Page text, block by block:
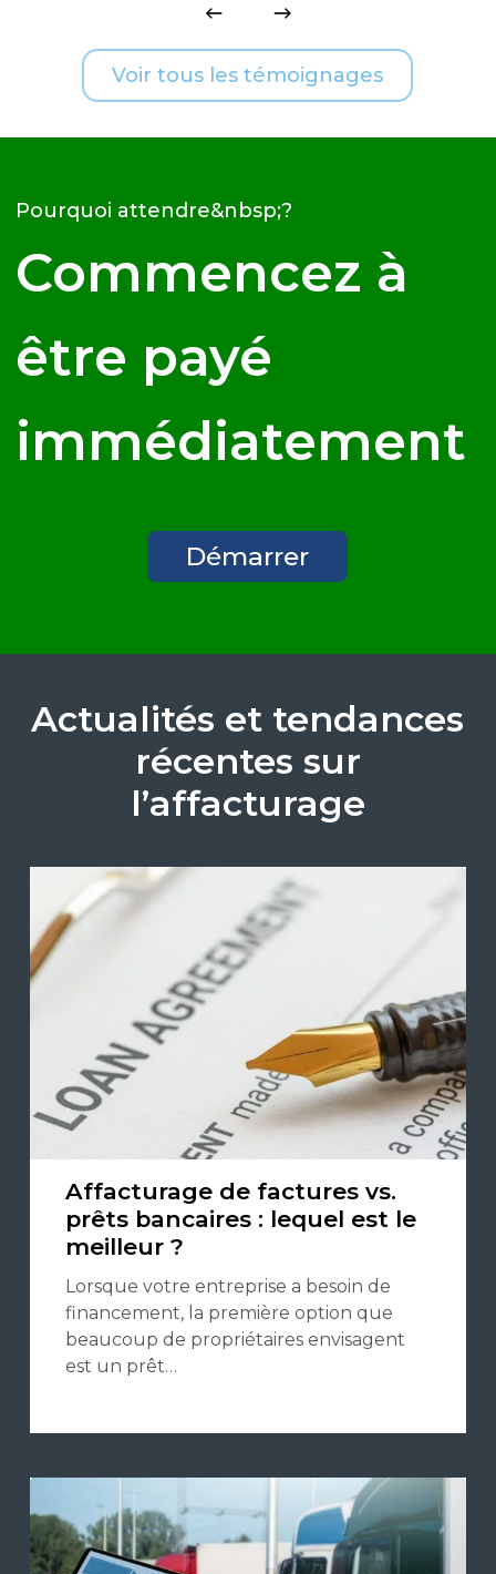
Voir tous les témoignages
Pourquoi attendre&nbsp;?
Commencez à
être payé
immédiatement
Démarrer
Actualités et tendances
récentes sur
l’affacturage
Affacturage de factures vs.
prêts bancaires : lequel est le
meilleur ?
Lorsque votre entreprise a besoin de
financement, la première option que
beaucoup de propriétaires envisagent
est un prêt…